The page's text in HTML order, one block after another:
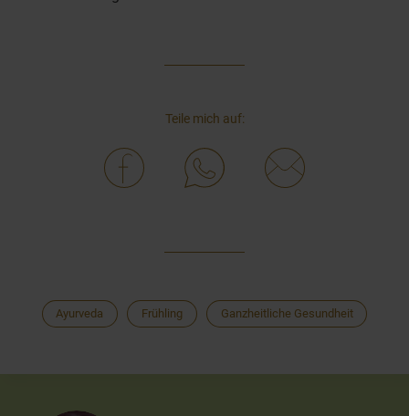
Teile mich auf:
Ayurveda Frühling Ganzheitliche Gesundheit